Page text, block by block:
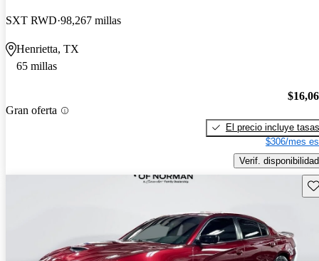
SXT RWD 98,267 millas
Henrietta, TX
65 millas
Gran oferta
El precio incluye tasas
$306/mes
Verif. disponibilidad